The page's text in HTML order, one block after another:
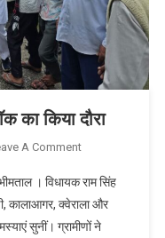
का किया दौरा
A CommentOn
कैड़ा
ने
ओखलकांडा
। विधायक राम सिंह
कालाआगर, क्वेराला और
सुनीं। ग्रामीणों ने